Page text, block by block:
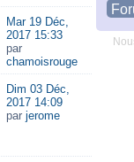
Mar 19 Déc,
2017 15:33
par
chamoisrouge
Dim 03 Déc,
2017 14:09
par jerome